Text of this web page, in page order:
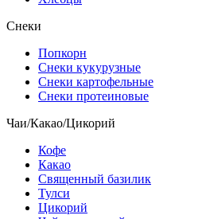
Снеки
Попкорн
Снеки кукурузные
Снеки картофельные
Снеки протеиновые
Чаи/Какао/Цикорий
Кофе
Какао
Священный базилик
Тулси
Цикорий